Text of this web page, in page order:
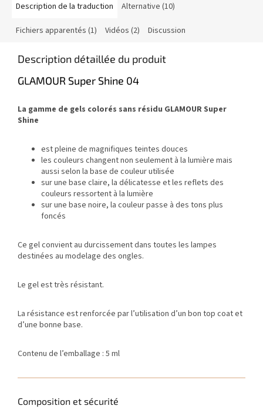
Description de la traduction Alternative (10)
Fichiers apparentés (1) Vidéos (2) Discussion
Description détaillée du produit
GLAMOUR Super Shine 04
La gamme de gels colorés sans résidu GLAMOUR Super
Shine
est pleine de magnifiques teintes douces
les couleurs changent non seulement à la lumière mais
aussi selon la base de couleur utilisée
sur une base claire, la délicatesse et les reflets des
couleurs ressortent à la lumière
sur une base noire, la couleur passe à des tons plus
foncés
Ce gel convient au durcissement dans toutes les lampes
destinées au modelage des ongles.
Le gel est très résistant.
La résistance est renforcée par l’utilisation d’un bon top coat et
d’une bonne base.
Contenu de l’emballage : 5 ml
Composition et sécurité